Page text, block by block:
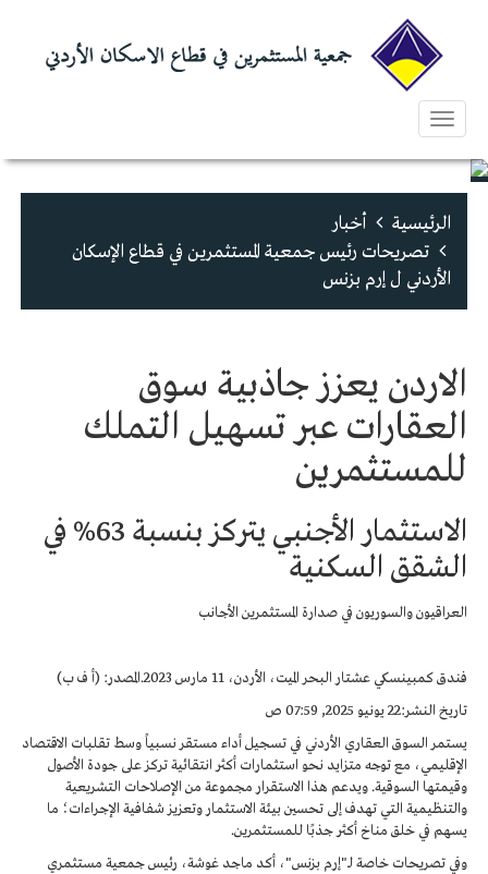
Toggle
navigation
الرئيسية
أخبار
تصريحات رئيس جمعية المستثمرين في قطاع الإسكان
الأردني ل إرم بزنس
الاردن يعزز جاذبية سوق
العقارات عبر تسهيل التملك
للمستثمرين
الاستثمار الأجنبي يتركز بنسبة 63% في
الشقق السكنية
العراقيون والسوريون في صدارة المستثمرين الأجانب
فندق كمبينسكي عشتار البحر الميت، الأردن، 11 مارس 2023.المصدر: (أ ف ب)
تاريخ النشر:22 يونيو 2025, 07:59 ص
يستمر السوق العقاري الأردني في تسجيل أداء مستقر نسبياً وسط تقلبات الاقتصاد
الإقليمي، مع توجه متزايد نحو استثمارات أكثر انتقائية تركز على جودة الأصول
وقيمتها السوقية. ويدعم هذا الاستقرار مجموعة من الإصلاحات التشريعية
والتنظيمية التي تهدف إلى تحسين بيئة الاستثمار وتعزيز شفافية الإجراءات؛ ما
يسهم في خلق مناخ أكثر جذبًا للمستثمرين.
وفي تصريحات خاصة لـ"إرم بزنس"، أكد ماجد غوشة، رئيس جمعية مستثمري